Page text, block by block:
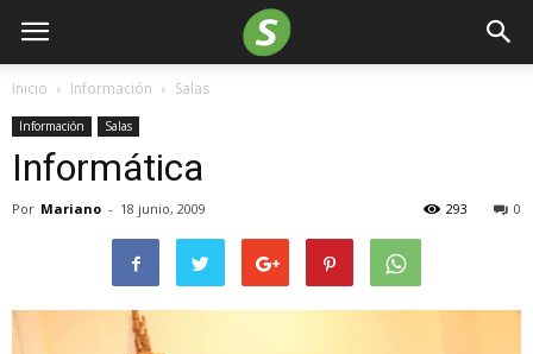
Inicio Información Salas
Información Salas
Informática
Por Mariano - 18 junio, 2009 0
293